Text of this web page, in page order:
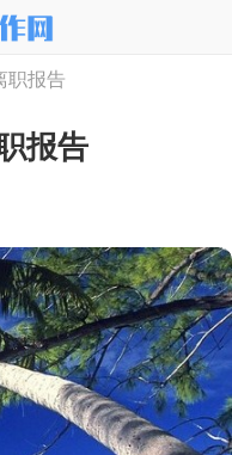
职报告
报告